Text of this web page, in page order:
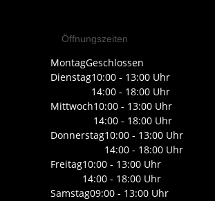
Öffnungszeiten
MontagGeschlossen
Dienstag10:00 - 13:00 Uhr
14:00 - 18:00 Uhr
Mittwoch10:00 - 13:00 Uhr
14:00 - 18:00 Uhr
Donnerstag10:00 - 13:00 Uhr
14:00 - 18:00 Uhr
Freitag10:00 - 13:00 Uhr
14:00 - 18:00 Uhr
Samstag09:00 - 13:00 Uhr